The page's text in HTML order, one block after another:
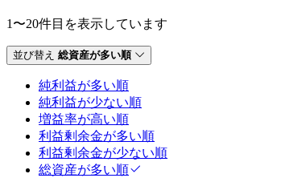
1〜20件目を表示しています
並び替え 総資産が多い順
純利益が多い順
純利益が少ない順
増益率が高い順
利益剰余金が多い順
利益剰余金が少ない順
総資産が多い順